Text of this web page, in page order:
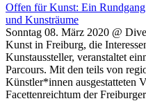
Offen für Kunst: Ein
und Kunsträume
Sonntag 08. März 2020 @
Kunst in Freiburg, die
Kunstaussteller, veranstaltet
Parcours. Mit den teils von
Künstler*innen ausgestatteten
Facettenreichtum der Freiburger